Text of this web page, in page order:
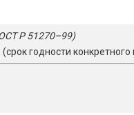
Р 51270–99)
(срок годности